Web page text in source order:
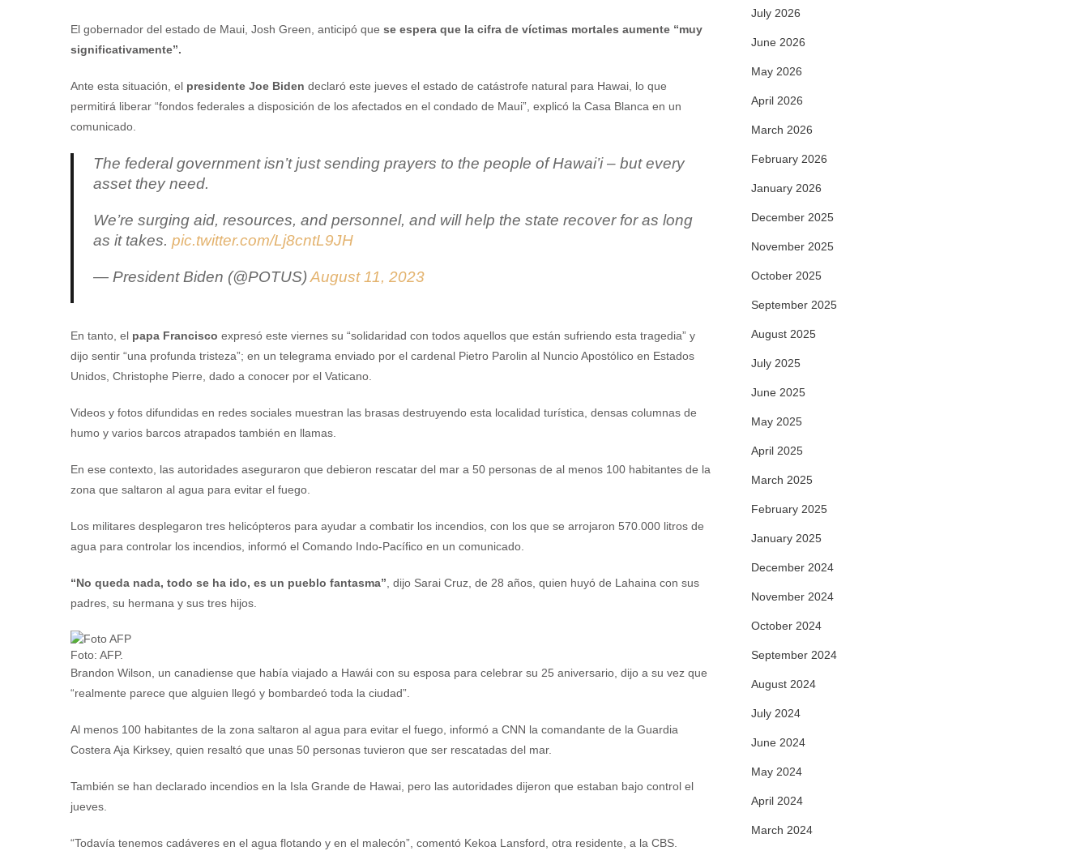
El gobernador del estado de Maui, Josh Green, anticipó que se espera que la cifra de víctimas mortales aumente “muy
significativamente”.
Ante esta situación, el presidente Joe Biden declaró este jueves el estado de catástrofe natural para Hawai, lo que
permitirá liberar “fondos federales a disposición de los afectados en el condado de Maui”, explicó la Casa Blanca en un
comunicado.
The federal government isn’t just sending prayers to the people of Hawai’i – but every
asset they need.
We’re surging aid, resources, and personnel, and will help the state recover for as long
as it takes. pic.twitter.com/Lj8cntL9JH
— President Biden (@POTUS)August 11, 2023
En tanto, el papa Francisco expresó este viernes su “solidaridad con todos aquellos que están sufriendo esta tragedia” y
dijo sentir “una profunda tristeza”; en un telegrama enviado por el cardenal Pietro Parolin al Nuncio Apostólico en Estados
Unidos, Christophe Pierre, dado a conocer por el Vaticano.
Videos y fotos difundidas en redes sociales muestran las brasas destruyendo esta localidad turística, densas columnas de
humo y varios barcos atrapados también en llamas.
En ese contexto, las autoridades aseguraron que debieron rescatar del mar a 50 personas de al menos 100 habitantes de la
zona que saltaron al agua para evitar el fuego.
Los militares desplegaron tres helicópteros para ayudar a combatir los incendios, con los que se arrojaron 570.000 litros de
agua para controlar los incendios, informó el Comando Indo-Pacífico en un comunicado.
“No queda nada, todo se ha ido, es un pueblo fantasma” , dijo Sarai Cruz, de 28 años, quien huyó de Lahaina con sus
padres, su hermana y sus tres hijos.
Foto: AFP.
Brandon Wilson, un canadiense que había viajado a Hawái con su esposa para celebrar su 25 aniversario, dijo a su vez que
“realmente parece que alguien llegó y bombardeó toda la ciudad”.
Al menos 100 habitantes de la zona saltaron al agua para evitar el fuego, informó a CNN la comandante de la Guardia
Costera Aja Kirksey, quien resaltó que unas 50 personas tuvieron que ser rescatadas del mar.
También se han declarado incendios en la Isla Grande de Hawai, pero las autoridades dijeron que estaban bajo control el
jueves.
“Todavía tenemos cadáveres en el agua flotando y en el malecón”, comentó Kekoa Lansford, otra residente, a la CBS.
July 2026
June 2026
May 2026
April 2026
March 2026
February 2026
January 2026
December 2025
November 2025
October 2025
September 2025
August 2025
July 2025
June 2025
May 2025
April 2025
March 2025
February 2025
January 2025
December 2024
November 2024
October 2024
September 2024
August 2024
July 2024
June 2024
May 2024
April 2024
March 2024